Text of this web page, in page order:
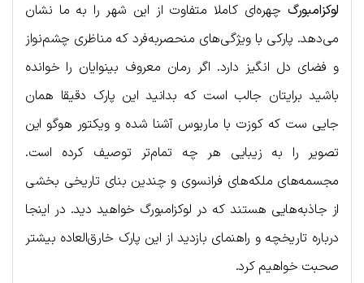
لوکزامبورگ چهره‌ای کاملا متفاوت از این شهر را به ما نشان
می‌دهد. پارکی با ویژگی‌های منحصربه‌فرد که مناظری چشم‌نواز
و فضای دل انگیز دارد. اگر رمان معروف بینوایان را خوانده
باشید برایتان جالب است که بدانید این پارک دقیقا همان
جایی ست که کوزت با ماریوس آشنا شده و ویکتور هوگو این
تصویر را به زیبایی هر چه تمام‌تر توصیف کرده است.
مجسمه‌های ملکه‌های فرانسوی و چندین بنای تاریخی بخشی
از جاذبه‌هایی هستند که در لوکزامبورگ خواهید دید. در اینجا
درباره تاریخچه و راهنمای بازدید از این پارک خارق‌العاده بیشتر
صحبت خواهیم کرد.